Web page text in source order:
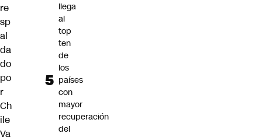
re
sp
al
da
do
po
r
Ch
ile
Va
llega
al
top
ten
de
los
países
con
mayor
recuperación
del